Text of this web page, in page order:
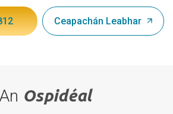
Ceapachán Leabhar
Ospidéal